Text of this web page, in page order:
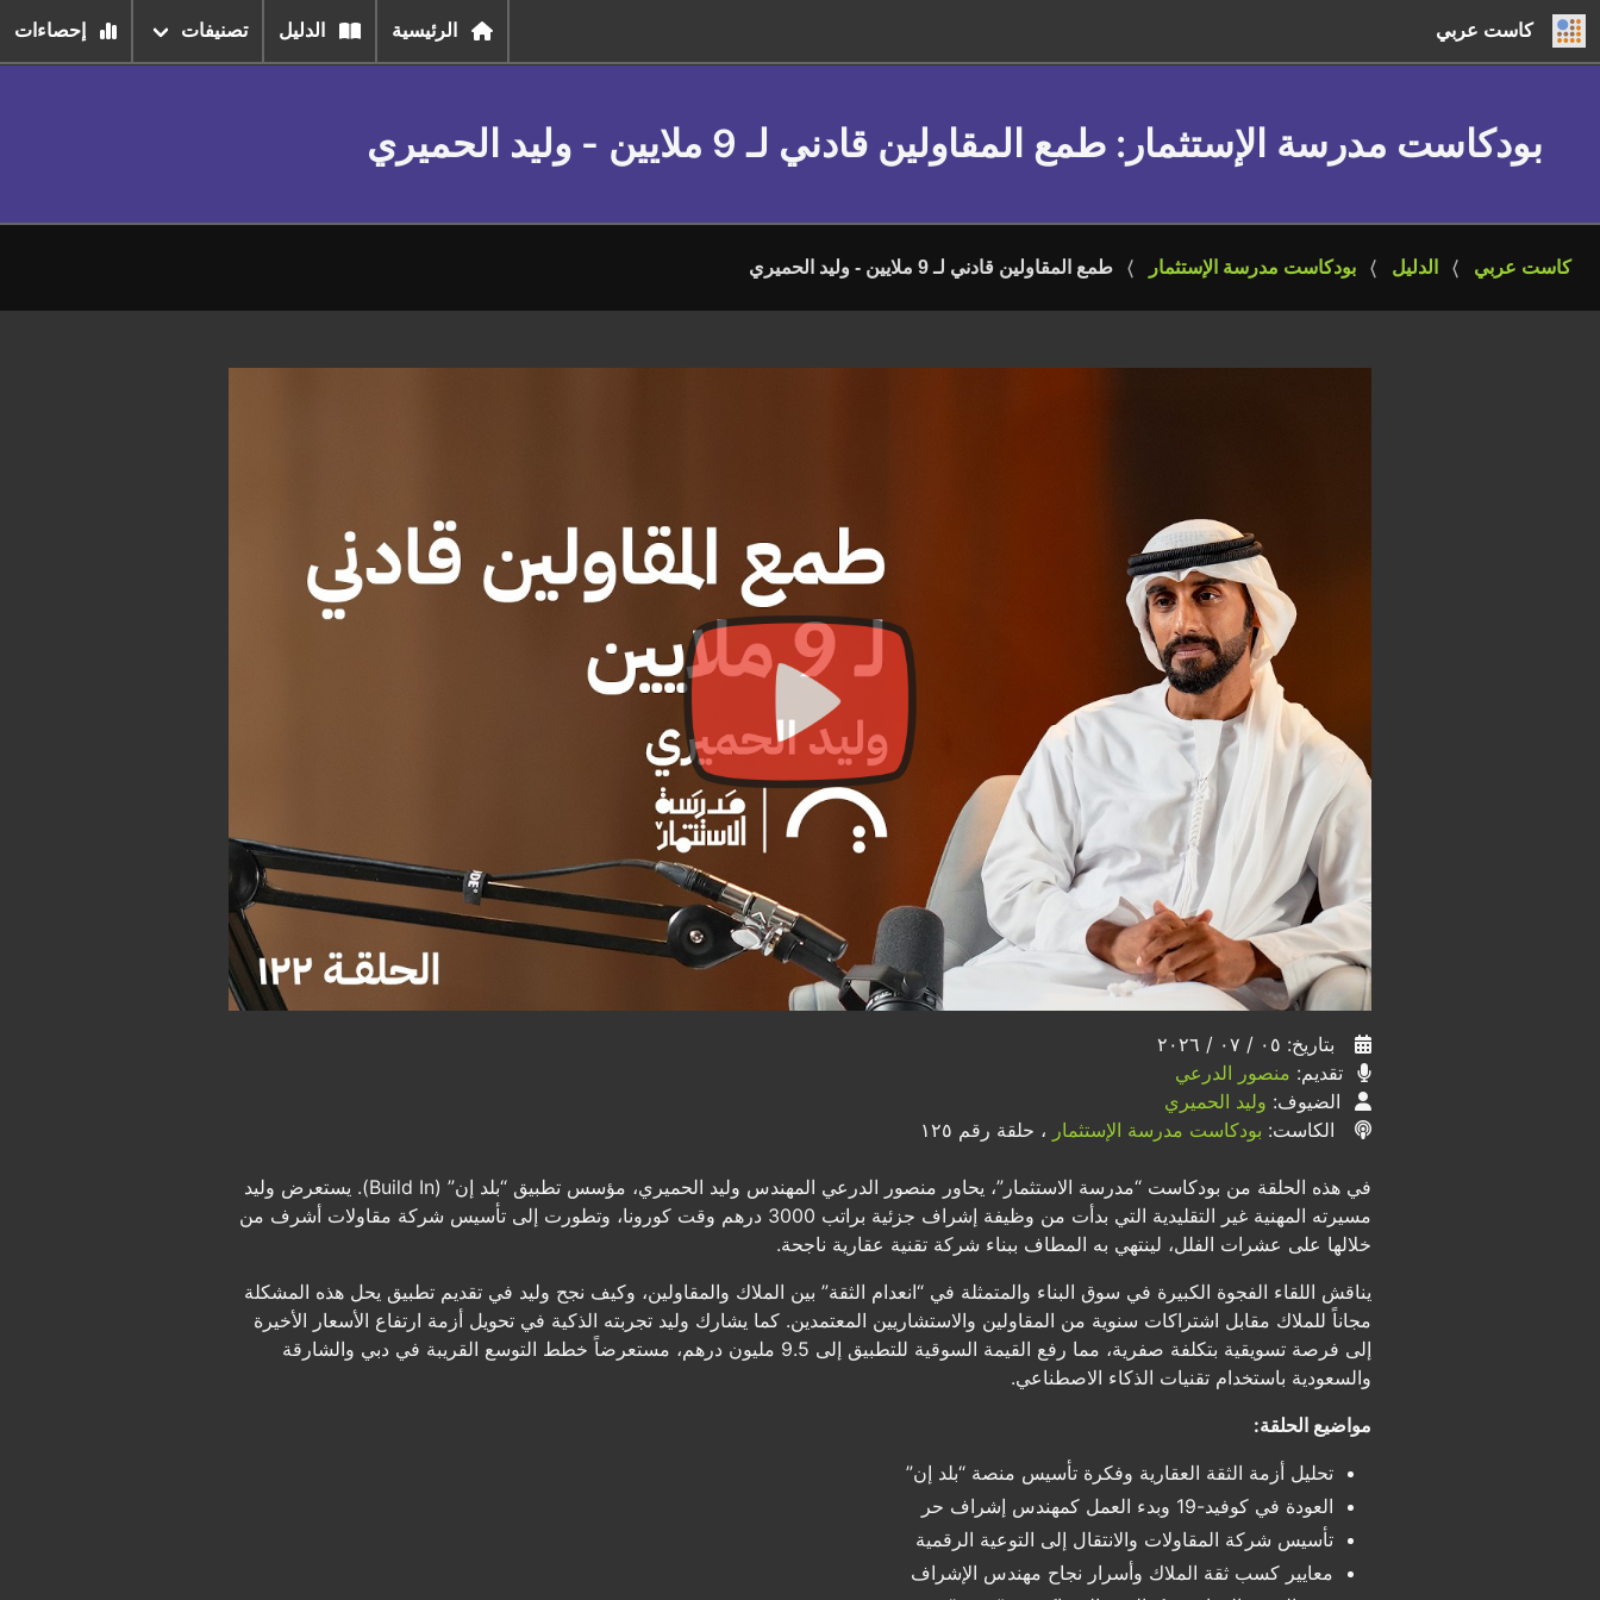
كاست عربي الرئيسية الدليل تصنيفات إحصاءات
بودكاست مدرسة الإستثمار : طمع المقاولين قادني لـ 9 ملايين - وليد الحميري
كاست عربي الدليل بودكاست مدرسة الإستثمار طمع المقاولين قادني لـ 9 ملايين - وليد الحميري
بتاريخ: ٠٥ / ٠٧ / ٢٠٢٦
تقديم: منصور الدرعي
الضيوف: وليد الحميري
الكاست: بودكاست مدرسة الإستثمار ، حلقة رقم ١٢٥
في هذه الحلقة من بودكاست “مدرسة الاستثمار”، يحاور منصور الدرعي المهندس وليد الحميري، مؤسس تطبيق “بلد إن” (Build In). يستعرض وليد
مسيرته المهنية غير التقليدية التي بدأت من وظيفة إشراف جزئية براتب 3000 درهم وقت كورونا، وتطورت إلى تأسيس شركة مقاولات أشرف من
خلالها على عشرات الفلل، لينتهي به المطاف ببناء شركة تقنية عقارية ناجحة.
يناقش اللقاء الفجوة الكبيرة في سوق البناء والمتمثلة في “انعدام الثقة” بين الملاك والمقاولين، وكيف نجح وليد في تقديم تطبيق يحل هذه المشكلة
مجاناً للملاك مقابل اشتراكات سنوية من المقاولين والاستشاريين المعتمدين. كما يشارك وليد تجربته الذكية في تحويل أزمة ارتفاع الأسعار الأخيرة
إلى فرصة تسويقية بتكلفة صفرية، مما رفع القيمة السوقية للتطبيق إلى 9.5 مليون درهم، مستعرضاً خطط التوسع القريبة في دبي والشارقة
والسعودية باستخدام تقنيات الذكاء الاصطناعي.
مواضيع الحلقة:
تحليل أزمة الثقة العقارية وفكرة تأسيس منصة “بلد إن”
العودة في كوفيد-19 وبدء العمل كمهندس إشراف حر
تأسيس شركة المقاولات والانتقال إلى التوعية الرقمية
معايير كسب ثقة الملاك وأسرار نجاح مهندس الإشراف